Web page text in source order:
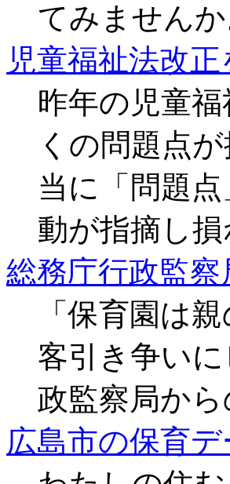
てみませんか
児童福祉法改
昨年の児童
くの問題点
当に「問題
動が指摘し
総務庁行政監
「保育園は
客引き争い
政監察局か
広島市の保育デ